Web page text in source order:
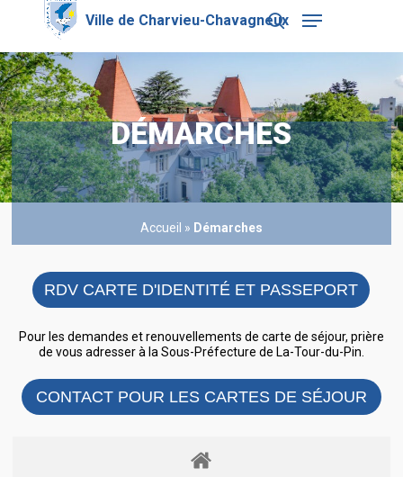
content
search
Menu
DÉMARCHES
Accueil » Démarches
RDV CARTE D'IDENTITÉ ET PASSEPORT
Pour les demandes et renouvellements de carte de séjour, prière
de vous adresser à la Sous-Préfecture de La-Tour-du-Pin.
CONTACT POUR LES CARTES DE SÉJOUR
Close